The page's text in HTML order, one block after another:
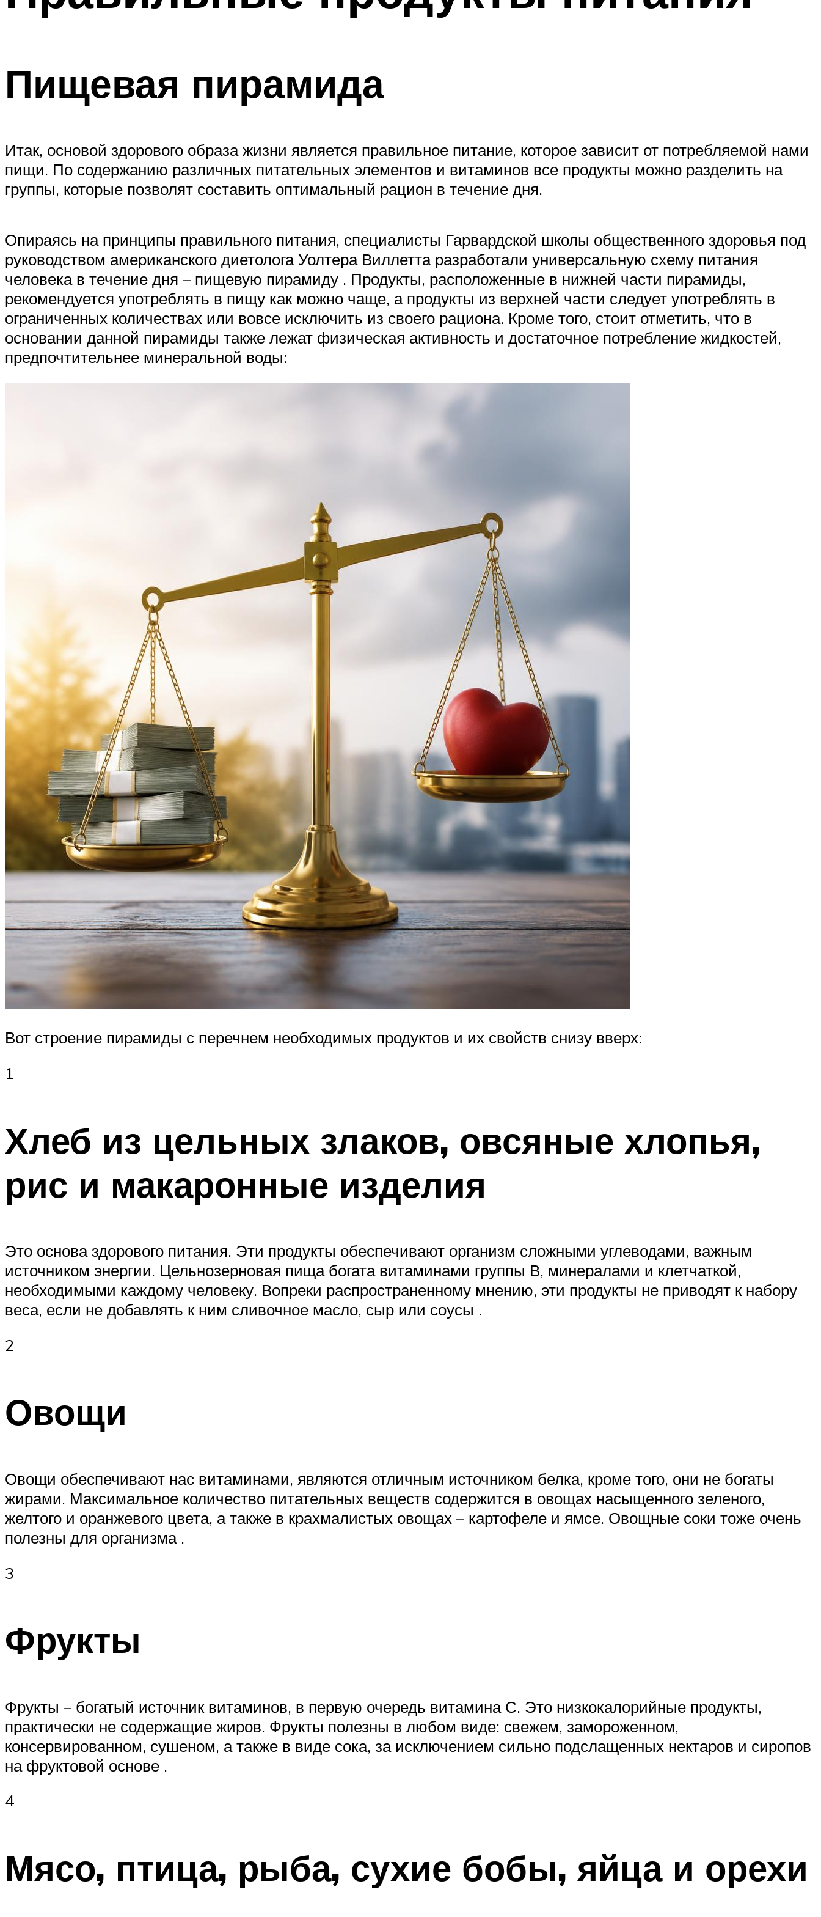
ПОХУДЕНИЕ
Пищевая пирамида
Итак, основой здорового образа жизни является правильное питание, которое зависит от потребляемой нами
пищи. По содержанию различных питательных элементов и витаминов все продукты можно разделить на
группы, которые позволят составить оптимальный рацион в течение дня.
Опираясь на принципы правильного питания, специалисты Гарвардской школы общественного здоровья под
руководством американского диетолога Уолтера Виллетта разработали универсальную схему питания
человека в течение дня – пищевую пирамиду . Продукты, расположенные в нижней части пирамиды,
рекомендуется употреблять в пищу как можно чаще, а продукты из верхней части следует употреблять в
ограниченных количествах или вовсе исключить из своего рациона. Кроме того, стоит отметить, что в
основании данной пирамиды также лежат физическая активность и достаточное потребление жидкостей,
предпочтительнее минеральной воды:
Вот строение пирамиды с перечнем необходимых продуктов и их свойств снизу вверх:
1
Хлеб из цельных злаков, овсяные хлопья,
рис и макаронные изделия
Это основа здорового питания. Эти продукты обеспечивают организм сложными углеводами, важным
источником энергии. Цельнозерновая пища богата витаминами группы В, минералами и клетчаткой,
необходимыми каждому человеку. Вопреки распространенному мнению, эти продукты не приводят к набору
веса, если не добавлять к ним сливочное масло, сыр или соусы .
2
Овощи
Овощи обеспечивают нас витаминами, являются отличным источником белка, кроме того, они не богаты
жирами. Максимальное количество питательных веществ содержится в овощах насыщенного зеленого,
желтого и оранжевого цвета, а также в крахмалистых овощах – картофеле и ямсе. Овощные соки тоже очень
полезны для организма .
3
Фрукты
Фрукты – богатый источник витаминов, в первую очередь витамина С. Это низкокалорийные продукты,
практически не содержащие жиров. Фрукты полезны в любом виде: свежем, замороженном,
консервированном, сушеном, а также в виде сока, за исключением сильно подслащенных нектаров и сиропов
на фруктовой основе .
4
Мясо, птица, рыба, сухие бобы, яйца и орехи